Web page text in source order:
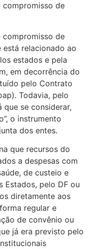
compromisso de
compromisso de
está relacionado ao
estados e pela
em decorrência do
pelo Contrato
Todavia, pelo
se considerar,
o instrumento
dos entes.
que recursos do
a despesas com
de custeio e
Estados, pelo DF ou
diretamente aos
regular e
de convênio ou
já era previsto pelo